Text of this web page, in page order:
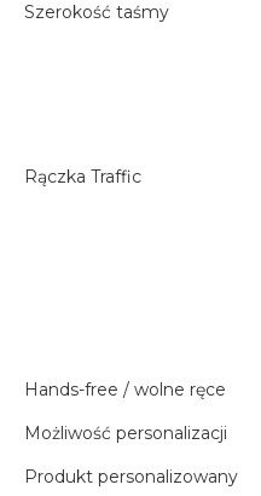
Szerokość taśmy
Rączka Traffic
Hands-free / wolne ręce
Możliwość personalizacji
Produkt personalizowany